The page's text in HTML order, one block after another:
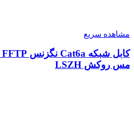
مشاهده سریع
مس روکش LSZH